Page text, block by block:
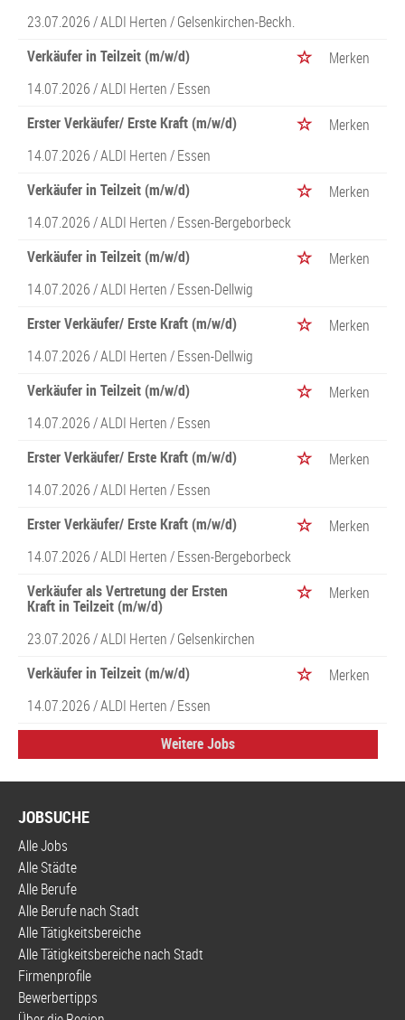
23.07.2026 /ALDI Herten/ Gelsenkirchen-Beckh.
Verkäufer in Teilzeit (m/w/d)
Merken
14.07.2026 /ALDI Herten/ Essen
Erster Verkäufer/ Erste Kraft (m/w/d)
Merken
14.07.2026 /ALDI Herten/ Essen
Verkäufer in Teilzeit (m/w/d)
Merken
14.07.2026 /ALDI Herten/ Essen-Bergeborbeck
Verkäufer in Teilzeit (m/w/d)
Merken
14.07.2026 /ALDI Herten/ Essen-Dellwig
Erster Verkäufer/ Erste Kraft (m/w/d)
Merken
14.07.2026 /ALDI Herten/ Essen-Dellwig
Verkäufer in Teilzeit (m/w/d)
Merken
14.07.2026 /ALDI Herten/ Essen
Erster Verkäufer/ Erste Kraft (m/w/d)
Merken
14.07.2026 /ALDI Herten/ Essen
Erster Verkäufer/ Erste Kraft (m/w/d)
Merken
14.07.2026 /ALDI Herten/ Essen-Bergeborbeck
Verkäufer als Vertretung der Ersten
Kraft in Teilzeit (m/w/d)
Merken
23.07.2026 /ALDI Herten/ Gelsenkirchen
Verkäufer in Teilzeit (m/w/d)
Merken
14.07.2026 /ALDI Herten/ Essen
Weitere Jobs
JOBSUCHE
Alle Jobs
Alle Städte
Alle Berufe
Alle Berufe nach Stadt
Alle Tätigkeitsbereiche
Alle Tätigkeitsbereiche nach Stadt
Firmenprofile
Bewerbertipps